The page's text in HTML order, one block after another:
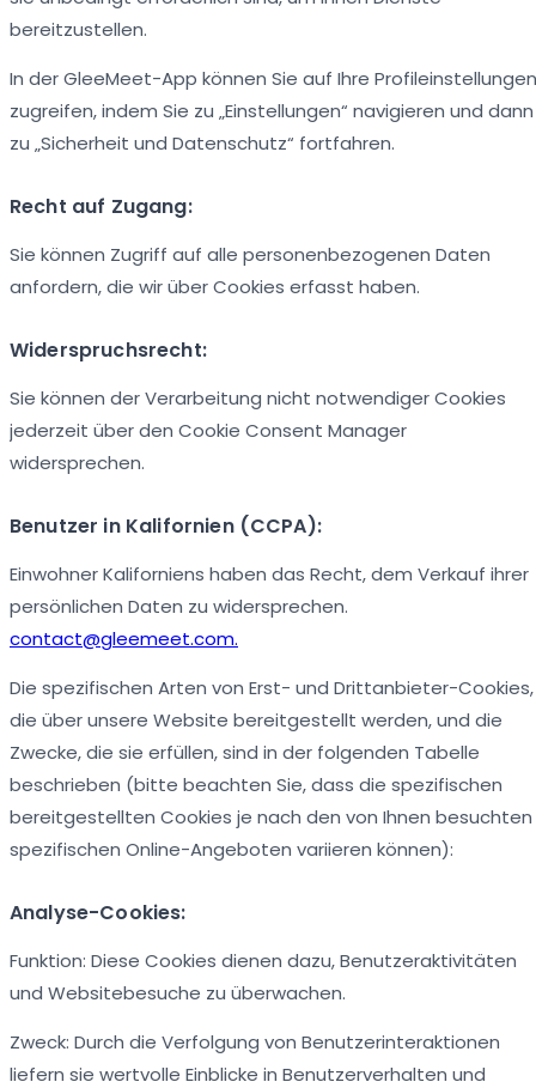
bereitzustellen.
In der GleeMeet-App können Sie auf Ihre Profileinstellungen
zugreifen, indem Sie zu „Einstellungen“ navigieren und dann
zu „Sicherheit und Datenschutz“ fortfahren.
Recht auf Zugang:
Sie können Zugriff auf alle personenbezogenen Daten
anfordern, die wir über Cookies erfasst haben.
Widerspruchsrecht:
Sie können der Verarbeitung nicht notwendiger Cookies
jederzeit über den Cookie Consent Manager
widersprechen.
Benutzer in Kalifornien (CCPA):
Einwohner Kaliforniens haben das Recht, dem Verkauf ihrer
persönlichen Daten zu widersprechen.
contact@gleemeet.com.
Die spezifischen Arten von Erst- und Drittanbieter-Cookies,
die über unsere Website bereitgestellt werden, und die
Zwecke, die sie erfüllen, sind in der folgenden Tabelle
beschrieben (bitte beachten Sie, dass die spezifischen
bereitgestellten Cookies je nach den von Ihnen besuchten
spezifischen Online-Angeboten variieren können):
Analyse-Cookies:
Funktion: Diese Cookies dienen dazu, Benutzeraktivitäten
und Websitebesuche zu überwachen.
Zweck: Durch die Verfolgung von Benutzerinteraktionen
liefern sie wertvolle Einblicke in Benutzerverhalten und